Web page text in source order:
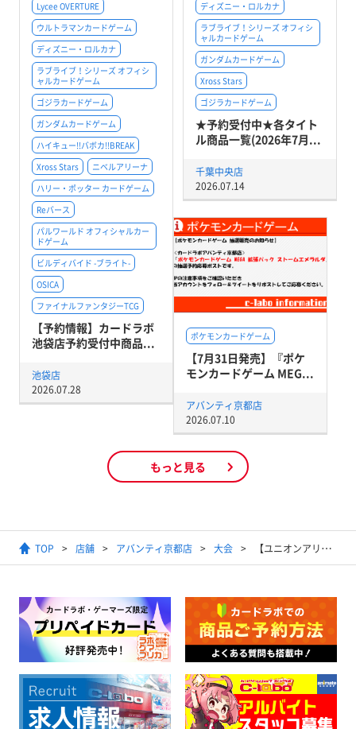
Lycee OVERTURE
ウルトラマンカードゲーム
ディズニー・ロルカナ
ラブライブ！シリーズ オフィシ
ャルカードゲーム
ゴジラカードゲーム
ガンダムカードゲーム
ハイキュー!!バボカ!!BREAK
Xross Stars
ニベルアリーナ
ハリー・ポッター カードゲーム
Reバース
パルワールド オフィシャルカー
ドゲーム
ビルディバイド -ブライト-
OSICA
ファイナルファンタジーTCG
【予約情報】カードラボ
池袋店予約受付中商品...
池袋店
2026.07.28
ディズニー・ロルカナ
ラブライブ！シリーズ オフィシ
ャルカードゲーム
ガンダムカードゲーム
Xross Stars
ゴジラカードゲーム
★予約受付中★各タイト
ル商品一覧(2026年7月...
千葉中央店
2026.07.14
ポケモンカードゲーム
【7月31日発売】『ポケ
モンカードゲーム MEG...
アバンティ京都店
2026.07.10
もっと見る
TOP 店舗 アバンティ京都店 大会 【ユニオンアリーナ】ユニチケゲットバトル